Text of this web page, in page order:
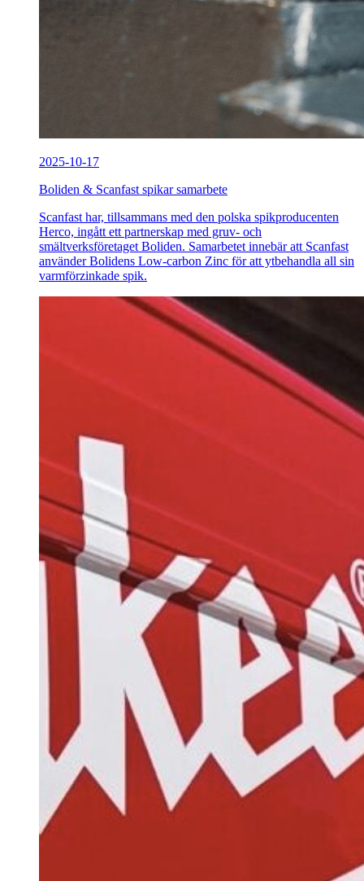
2025-10-17
Boliden & Scanfast spikar samarbete
Scanfast har, tillsammans med den polska spikproducenten
Herco, ingått ett partnerskap med gruv- och
smältverksföretaget Boliden. Samarbetet innebär att Scanfast
använder Bolidens Low-carbon Zinc för att ytbehandla all sin
varmförzinkade spik.